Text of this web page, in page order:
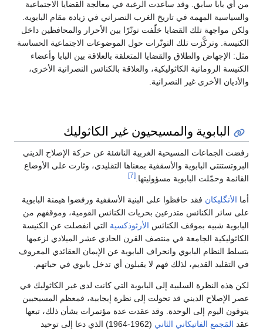
من أي بابا سابق. وقد ساعدت الرغبة في معالجة القضايا الاجتماعية
والسياسية المهمة في تاريخ الغرب النصراني في زيادة مقام البابوية.
ولكن مواجهة تلك القضايا خلّفت توتّرًا بين الأحرار والمحافظين داخل
الكنيسة. وتركَّزت تلك التوتّرات حول الموضوعات الاجتماعية الحساسة
مثل: الإجهاض والطلاق والقضايا المتعلقة بالعلاقة بين البابا وأعضاء
الكنيسة الرومانية الكاثوليكية، والعلاقة بالكنائس النصرانية الأخرى،
والأديان الأخرى غير النصرانية.
البابوية والمسيحيون غير الكاثوليك
رفضت الجماعات المسيحية الغربية الناشئة عن حركة الإصلاح الديني
البروتستنتي البابوية والأسقفية بمعناها التقليدي، وثارت على الأوضاع
القائمة وحمّلت البابوية مسؤوليتها. [7]
أما الأنگليكان فقد حافظوا على البنية الأسقفية ورفضوا هيمنة البابوية
على سائر الكنائس متذرعين بحريات الكنائس القومية، وموقفهم من
البابوية شبيه بموقف الكنائس الأرثوذكسية التي انفصلت عن الكنيسة
الكاثوليكية الجامعة في منتصف القرن الحادي عشر الميلادي لزعمها
بتسلط النظام البابوي وانحراف البابوية عن الإيمان العقائدي المعروف
في التقليد القديم، لذلك فهم لا يقبلون أي تدخل بابوي في حياتهم.
لكن هذه النظرة السلبية إلى البابوية التي كانت لدى غير الكاثوليك في
عصر الإصلاح الديني قد تحولت إلى نظرة إيجابية، فمعظم المسيحيين
يتوقون اليوم إلى الوحدة. وقد عقدت عدة مؤتمرات بشأن ذلك، تبعها
عقد المَجمع الفاتيكاني الثاني
(1962-1964) الذي دعا إلى توحيد